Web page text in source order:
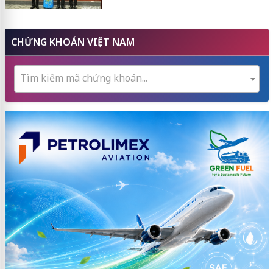
CHỨNG KHOÁN VIỆT NAM
Tìm kiếm mã chứng khoán...